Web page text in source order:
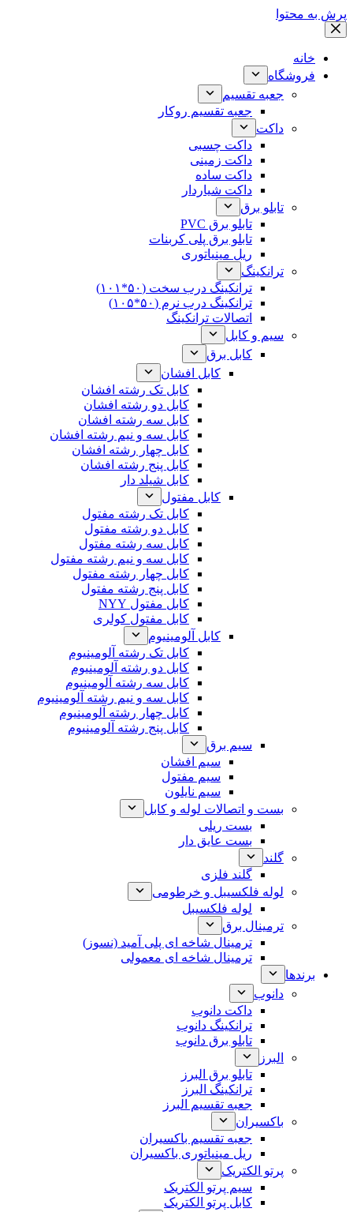
پرش به محتوا
خانه
فروشگاه
جعبه تقسیم
جعبه تقسیم روکار
داکت
داکت چسبی
داکت زمینی
داکت ساده
داکت شیاردار
تابلو برق
تابلو برق PVC
تابلو برق پلی کربنات
ریل مینیاتوری
ترانکینگ
ترانکینگ درب سخت (۵۰*۱۰۱)
ترانکینگ درب نرم (۵۰*۱۰۵)
اتصالات ترانکینگ
سیم و کابل
کابل برق
کابل افشان
کابل تک رشته افشان
کابل دو رشته افشان
کابل سه رشته افشان
کابل سه و نیم رشته افشان
کابل چهار رشته افشان
کابل پنج رشته افشان
کابل شیلد دار
کابل مفتول
کابل تک رشته مفتول
کابل دو رشته مفتول
کابل سه رشته مفتول
کابل سه و نیم رشته مفتول
کابل چهار رشته مفتول
کابل پنج رشته مفتول
کابل مفتول NYY
کابل مفتول کولری
کابل آلومینیوم
کابل تک رشته آلومینیوم
کابل دو رشته آلومینیوم
کابل سه رشته آلومینیوم
کابل سه و نیم رشته آلومینیوم
کابل چهار رشته آلومینیوم
کابل پنج رشته آلومینیوم
سیم برق
سیم افشان
سیم مفتول
سیم نایلون
بست و اتصالات لوله و کابل
بست ریلی
بست عایق دار
گلند
گلند فلزی
لوله فلکسیبل و خرطومی
لوله فلکسیبل
ترمینال برق
ترمینال شاخه ای پلی آمید (نسوز)
ترمینال شاخه ای معمولی
برندها
دانوب
داکت دانوب
ترانکینگ دانوب
تابلو برق دانوب
البرز
تابلو برق البرز
ترانکینگ البرز
جعبه تقسیم البرز
باکسیران
جعبه تقسیم باکسیران
ریل مینیاتوری باکسیران
پرتو الکتریک
سیم پرتو الکتریک
کابل پرتو الکتریک